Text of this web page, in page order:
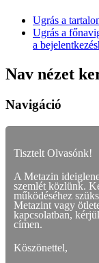
Ugrás a
Ugrás a
a
Nav nézet
Navigáció
Tisztelt Olvasónk!
A Metazin
szemlét közlünk.
működéséhez
Metazint vagy
kapcsolatban,
címen.
Köszönettel,